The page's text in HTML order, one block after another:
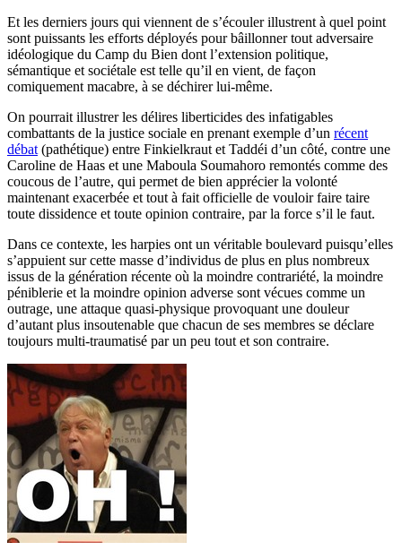
Et les derniers jours qui viennent de s’écouler illustrent à quel point
sont puissants les efforts déployés pour bâillonner tout adversaire
idéologique du Camp du Bien dont l’extension politique,
sémantique et sociétale est telle qu’il en vient, de façon
comiquement macabre, à se déchirer lui-même.
On pourrait illustrer les délires liberticides des infatigables
combattants de la justice sociale en prenant exemple d’un récent
débat (pathétique) entre Finkielkraut et Taddéi d’un côté, contre une
Caroline de Haas et une Maboula Soumahoro remontés comme des
coucous de l’autre, qui permet de bien apprécier la volonté
maintenant exacerbée et tout à fait officielle de vouloir faire taire
toute dissidence et toute opinion contraire, par la force s’il le faut.
Dans ce contexte, les harpies ont un véritable boulevard puisqu’elles
s’appuient sur cette masse d’individus de plus en plus nombreux
issus de la génération récente où la moindre contrariété, la moindre
péniblerie et la moindre opinion adverse sont vécues comme un
outrage, une attaque quasi-physique provoquant une douleur
d’autant plus insoutenable que chacun de ses membres se déclare
toujours multi-traumatisé par un peu tout et son contraire.